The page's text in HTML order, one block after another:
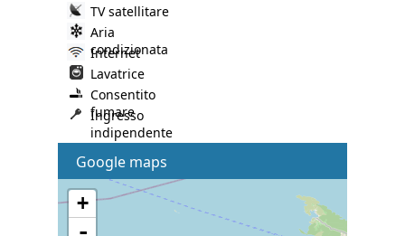
TV satellitare
Aria
condizionata
Internet
Lavatrice
Consentito
fumare
Ingresso
indipendente
Google maps